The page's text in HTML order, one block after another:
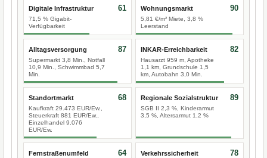
Digitale Infrastruktur
71,5 % Gigabit-
Verfügbarkeit
61 Wohnungsmarkt
5,81 €/m² Miete, 3,8 %
Leerstand
90
Alltagsversorgung
Supermarkt 3,8 Min., Notfall
10,9 Min., Schwimmbad 5,7
Min.
87 INKAR-Erreichbarkeit
Hausarzt 959 m, Apotheke
1,1 km, Grundschule 1,5
km, Autobahn 3,0 Min.
82
Standortmarkt
Kaufkraft 29.473 EUR/Ew.,
Steuerkraft 881 EUR/Ew.,
Einzelhandel 9.076
EUR/Ew.
68 Regionale Sozialstruktur
SGB II 2,3 %, Kinderarmut
3,5 %, Altersarmut 1,2 %
89
Fernstraßenumfeld 64 Verkehrssicherheit 78